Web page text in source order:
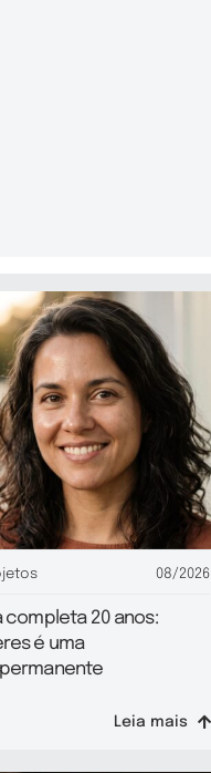
08/2026
completa 20 anos:
é uma
Leia mais